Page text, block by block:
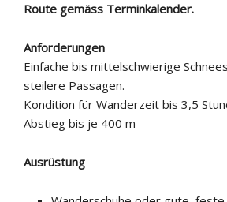
Route gemäss Terminkalender.
Anforderungen
Einfache bis mittelschwierige
steilere Passagen.
Kondition für Wanderzeit bis 3,5
Abstieg bis je 400 m
Ausrüstung